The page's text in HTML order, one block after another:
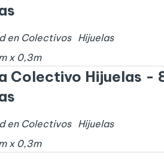
en Colectivos Hijuelas
x 0,3m
Colectivo Hijuelas -
en Colectivos Hijuelas
x 0,3m